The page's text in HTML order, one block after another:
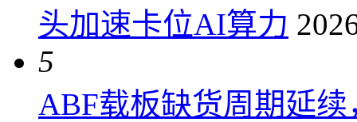
头加速卡位AI算力
5
ABF载板缺货周期延